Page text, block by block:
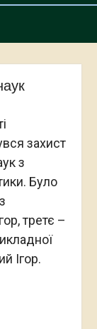
захист
з
Було
третє –
Ігор.